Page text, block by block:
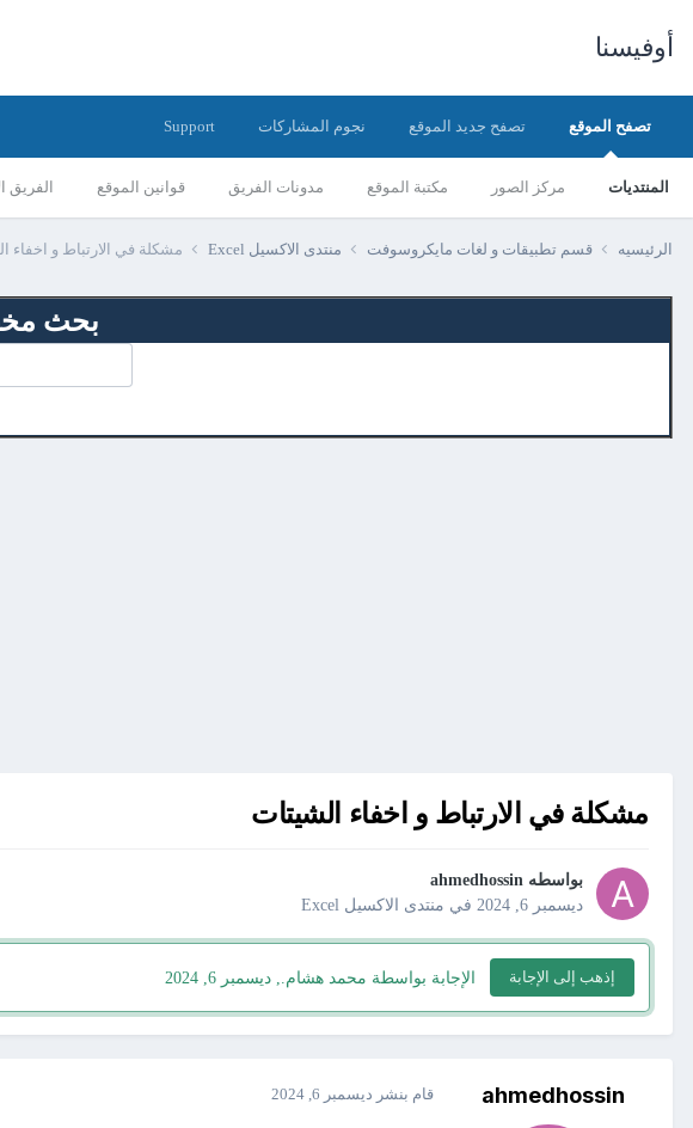
أوفيسنا
تصفح الموقع
المنتديات مركز الصور مكتبة الموقع مدونات الفريق قوانين الموقع الفريق
تصفح جديد الموقع نجوم المشاركات Support
الرئيسيه قسم تطبيقات و لغات مايكروسوفت منتدى الاكسيل Excel مشكلة في الارتباط و اخفاء
بحث
مشكلة في الارتباط و اخفاء الشيتات
بواسطه ahmedhossin
ديسمبر 6, 2024
في منتدى الاكسيل Excel
إذهب إلى الإجابة الإجابة بواسطة محمد هشام., ديسمبر 6, 2024
ahmedhossin قام بنشر ديسمبر 6, 2024